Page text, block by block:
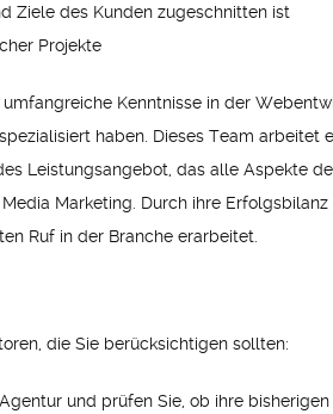
Ziele des Kunden zugeschnitten ist
Projekte
Kenntnisse in der
haben. Dieses Team arbeitet
Leistungsangebot, das alle Aspekte
Marketing. Durch ihre
Ruf in der Branche erarbeitet.
die Sie berücksichtigen sollten:
und prüfen Sie, ob ihre